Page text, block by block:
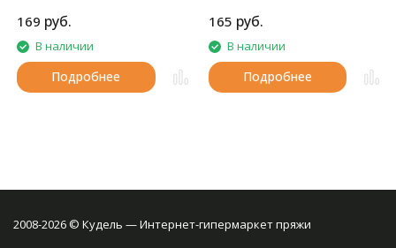
169 руб.
В наличии
Подробнее
165 руб.
В наличии
Подробнее
2008-2026 © Кудель — Интернет-гипермаркет пряжи